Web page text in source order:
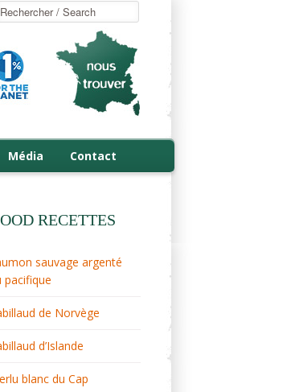
Média Contact
RECETTES
sauvage argenté
pacifique
de Norvège
d’Islande
blanc du Cap